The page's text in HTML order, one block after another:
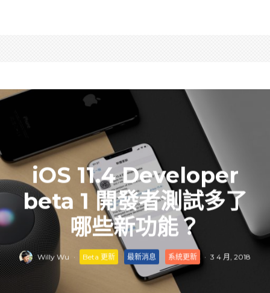
iOS 11.4 Developer
beta 1 開發者測試多了
哪些新功能？
Willy Wu · Beta 更新 最新消息 系統更新 · 3 4 月, 2018